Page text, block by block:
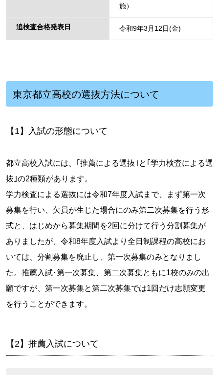
施）
追検査合格発表日 令和9年3月12日(金)
東京都立高校の選抜方法について
【1】入試の形態について
都立高校入試には、｢推薦による選抜｣と｢学力検査による選
抜｣の2種類があります。
学力検査による選抜には令和7年度入試まで、まず第一次
募集を行い、欠員が生じた場合にのみ第二次募集を行う形
式と、はじめから募集期間を2回に分けて行う分割募集が
ありましたが、令和8年度入試より全日制課程の高校にお
いては、分割募集を廃止し、第一次募集のみとなりまし
た。推薦入試･第一次募集、第二次募集ともに1校のみの出
願ですが、第一次募集と第二次募集では1回だけ志願変更
を行うことができます。
【2】推薦入試について